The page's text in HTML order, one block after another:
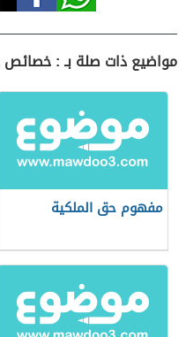
مواضيع ذات صلة بـ : خصائص
مفهوم حق الملكية